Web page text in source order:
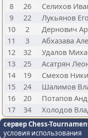
8
26 Селихов
9
22 Лукьянов
10
2 Дернович
11
3 Абхазава
12
32 Удалов
13
25 Асатрян
14
19 Смехов
15
24 Шалимов
16
20 Потапов
17
34 Холодов
сервер Chess-
условия использования